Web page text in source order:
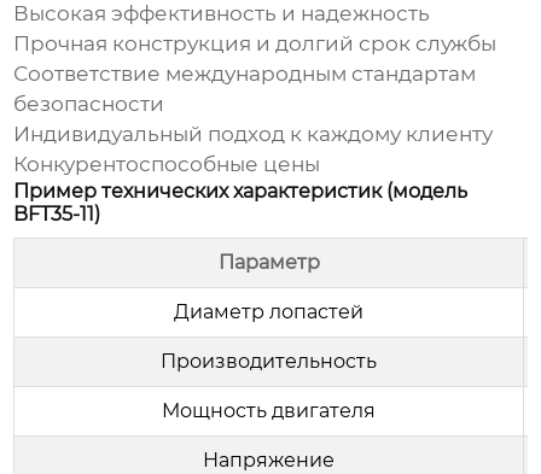
Высокая эффективность и надежность
Прочная конструкция и долгий срок службы
Соответствие международным стандартам
безопасности
Индивидуальный подход к каждому клиенту
Конкурентоспособные цены
Пример технических характеристик (модель
BFT35-11)
Параметр
Диаметр лопастей
Производительность
Мощность двигателя
Напряжение